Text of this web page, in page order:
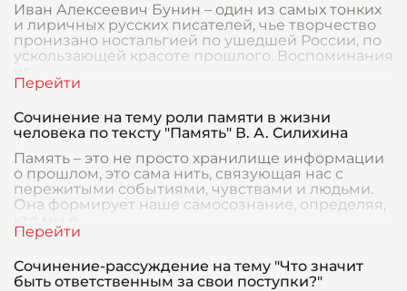
Иван Алексеевич Бунин – один из самых тонких
и лиричных русских писателей, чье творчество
пронизано ностальгией по ушедшей России, по
ускользающей красоте прошлого. Воспоминания
Сочинение на тему роли памяти в жизни
человека по тексту "Память" В. А. Силихина
Память – это не просто хранилище информации
о прошлом, это сама нить, связующая нас с
пережитыми событиями, чувствами и людьми.
Она формирует наше самосознание, определяя,
Сочинение-рассуждение на тему "Что значит
быть ответственным за свои поступки?"